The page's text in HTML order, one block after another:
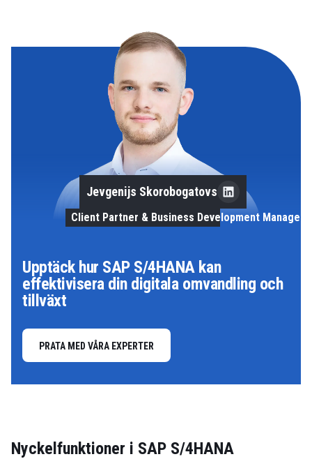
Upptäck hur SAP S/4HANA kan
effektivisera din digitala omvandling och
tillväxt
PRATA MED VÅRA EXPERTER
Jevgenijs Skorobogatovs
Client Partner & Business Development Manager
Nyckelfunktioner i SAP S/4HANA